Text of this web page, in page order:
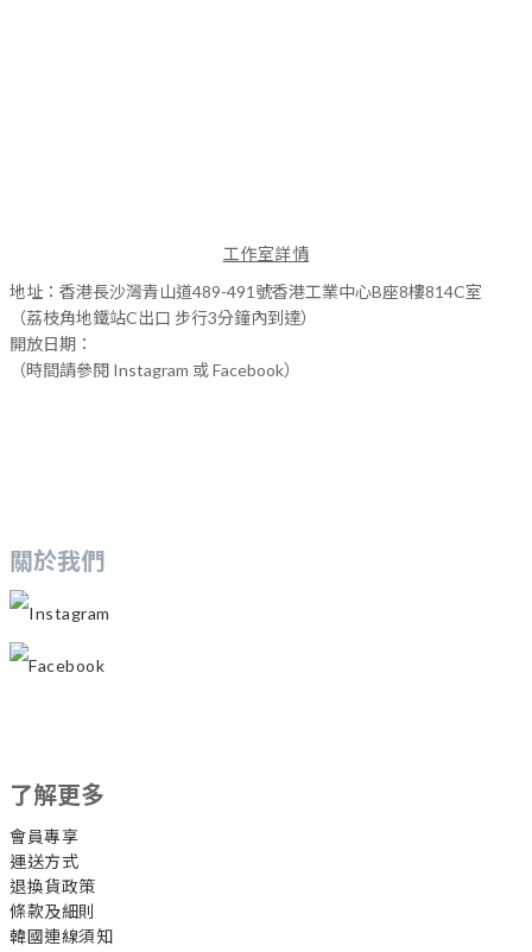
工作室詳情
地址：香港長沙灣青山道489-491號香港工業中心B座8樓814C室
（荔枝角地鐵站C出口 步行3分鐘內到達）
開放日期：
（時間請參閱 Instagram 或 Facebook）
關於我們
Instagram
Facebook
了解更多
會員專享
運送方式
退換貨政策
條款及細則
韓國連線須知